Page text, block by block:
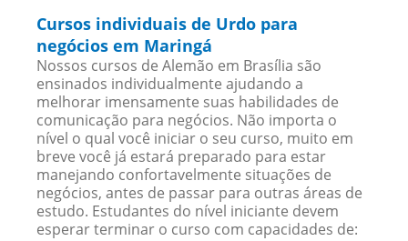
Cursos individuais de Urdo para
negócios em Maringá
Nossos cursos de Alemão em Brasília são
ensinados individualmente ajudando a
melhorar imensamente suas habilidades de
comunicação para negócios. Não importa o
nível o qual você iniciar o seu curso, muito em
breve você já estará preparado para estar
manejando confortavelmente situações de
negócios, antes de passar para outras áreas de
estudo. Estudantes do nível iniciante devem
esperar terminar o curso com capacidades de: